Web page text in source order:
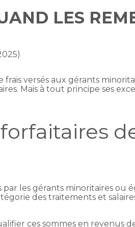
LES
versés aux gérants
Mais à tout principe ses
les gérants minoritaires ou
des traitements et
ces sommes en revenus